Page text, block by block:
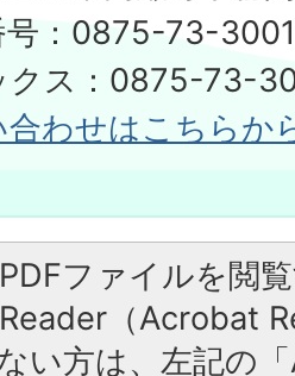
号：0875-73-
クス：0875-73-
合わせはこちらか
PDFファイルを閲
Reader（Acrobat
い方は、左記の